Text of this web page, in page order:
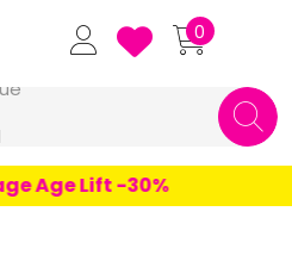
Grande Pharmacie
0
Age Lift -30%